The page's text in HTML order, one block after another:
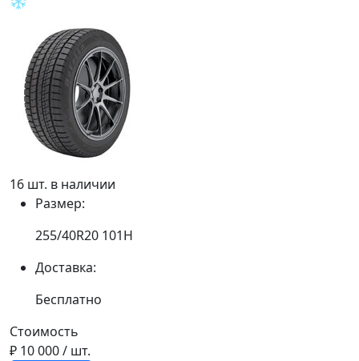
16 шт. в наличии
Размер:
255/40R20 101H
Доставка:
Бесплатно
Стоимость
₽ 10 000/ шт.